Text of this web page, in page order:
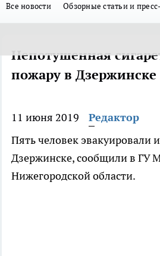
Все новости Обзорные статьи и
Непотушенная
пожару в Дзержинске
11 июня 2019
Редактор
Пять человек эвакуировали
Дзержинске, сообщили в ГУ
Нижегородской области.